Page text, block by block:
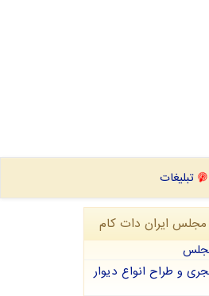
تبلیغات
ایران دات كام
و طراح انواع دیوار